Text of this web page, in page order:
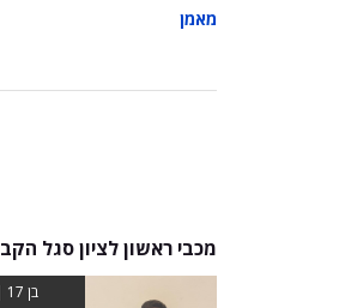
מאמן
מכבי ראשון לציון סגל
בן 17 | 186